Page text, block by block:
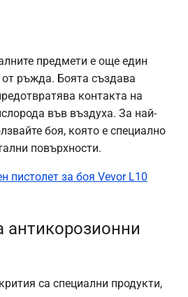
предмети е още един
ръжда. Боята създава
контакта на
във въздуха. За най-
боя, която е специално
повърхности.
пистолет за боя Vevor L10
антикорозионни
са специални продукти,